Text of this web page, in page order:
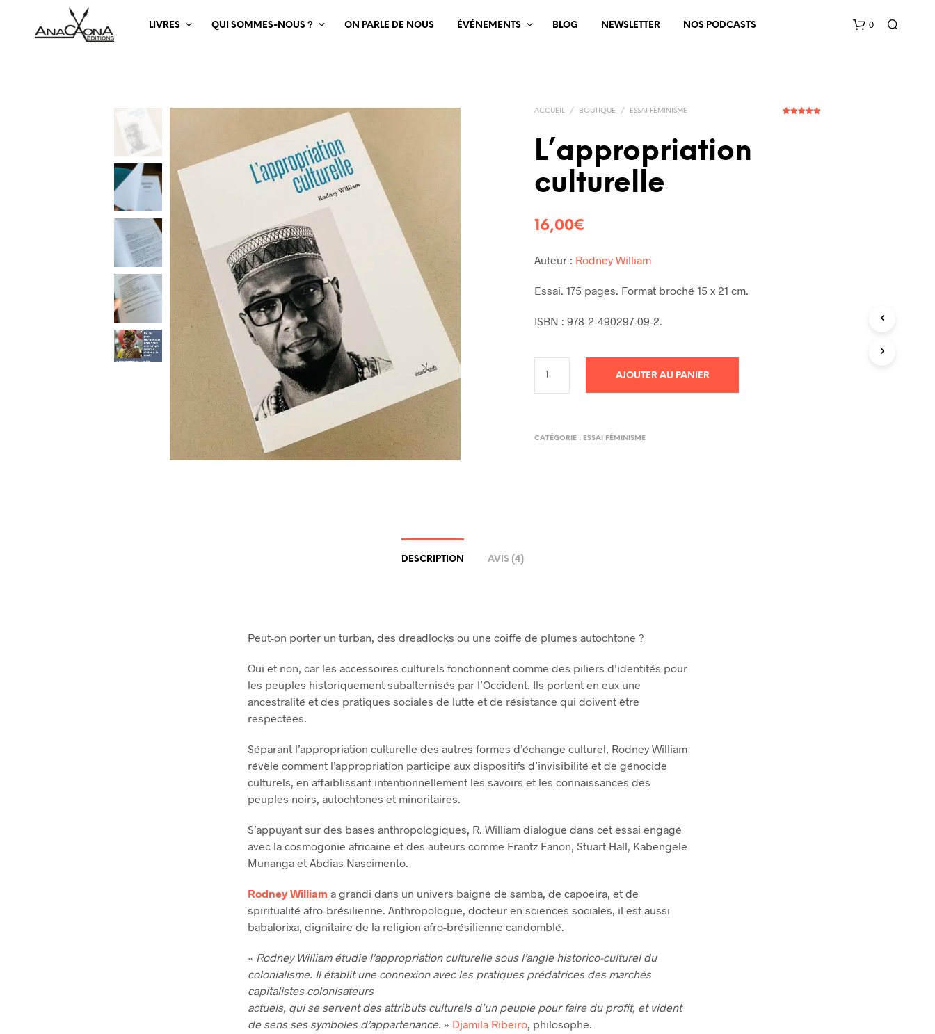
LIVRES QUI SOMMES-NOUS ? ON PARLE DE NOUS ÉVÉNEMENTS BLOG NEWSLETTER NOS PODCASTS 0
ACCUEIL / BOUTIQUE / ESSAI FÉMINISME
L’appropriation
culturelle
16,00€
Auteur : Rodney William
Essai. 175 pages. Format broché 15 x 21 cm.
ISBN : 978-2-490297-09-2.
AJOUTER AU PANIER
CATÉGORIE : ESSAI FÉMINISME
DESCRIPTION AVIS (4)
Peut-on porter un turban, des dreadlocks ou une coiffe de plumes autochtone ?
Oui et non, car les accessoires culturels fonctionnent comme des piliers d’identités pour
les peuples historiquement subalternisés par l’Occident. Ils portent en eux une
ancestralité et des pratiques sociales de lutte et de résistance qui doivent être
respectées.
Séparant l’appropriation culturelle des autres formes d’échange culturel, Rodney William
révèle comment l’appropriation participe aux dispositifs d’invisibilité et de génocide
culturels, en affaiblissant intentionnellement les savoirs et les connaissances des
peuples noirs, autochtones et minoritaires.
S’appuyant sur des bases anthropologiques, R. William dialogue dans cet essai engagé
avec la cosmogonie africaine et des auteurs comme Frantz Fanon, Stuart Hall, Kabengele
Munanga et Abdias Nascimento.
Rodney William a grandi dans un univers baigné de samba, de capoeira, et de
spiritualité afro-brésilienne. Anthropologue, docteur en sciences sociales, il est aussi
babalorixa, dignitaire de la religion afro-brésilienne candomblé.
« Rodney William étudie l’appropriation culturelle sous l’angle historico-culturel du
colonialisme. Il établit une connexion avec les pratiques prédatrices des marchés
capitalistes colonisateurs
actuels, qui se servent des attributs culturels d’un peuple pour faire du profit, et vident
de sens ses symboles d’appartenance. » Djamila Ribeiro, philosophe.